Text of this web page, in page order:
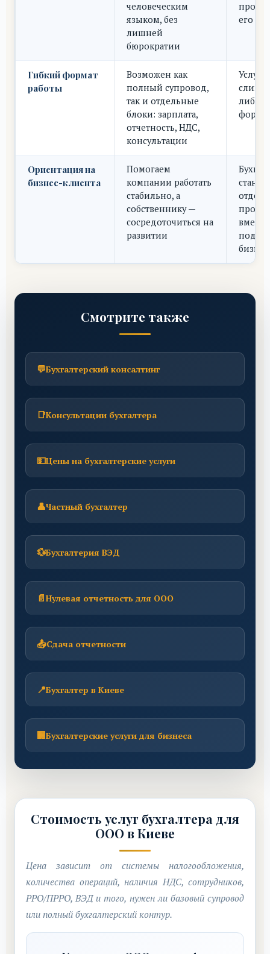
человеческим
языком, без
лишней
бюрократии
его
Гибкий формат
работы
Возможен как
полный супровод,
так и отдельные
блоки: зарплата,
отчетность, НДС,
консультации
либо
Ориентация на
бизнес-клиента
Помогаем
компании работать
стабильно, а
собственнику —
сосредоточиться на
развитии
вместо
Смотрите также
💬Бухгалтерский консалтинг
📑Консультации бухгалтера
💵Цены на бухгалтерские услуги
👤Частный бухгалтер
💱Бухгалтерия ВЭД
📄Нулевая отчетность для ООО
📤Сдача отчетности
📍Бухгалтер в Киеве
🏢 Бухгалтерские услуги для бизнеса
Стоимость услуг бухгалтера для
ООО в Киеве
Цена зависит от системы налогообложения,
количества операций, наличия НДС, сотрудников,
РРО/ПРРО, ВЭД и того, нужен ли базовый супровод
или полный бухгалтерский контур.